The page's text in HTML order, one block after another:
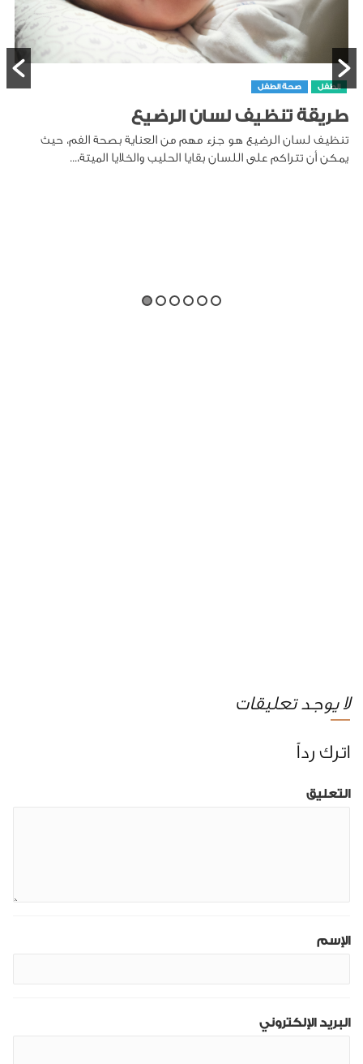
الطفل صحة الطفل
طريقة تنظيف لسان الرضيع
تنظيف لسان الرضيع هو جزء مهم من العناية بصحة الفم، حيث
يمكن أن تتراكم على اللسان بقايا الحليب والخلايا الميتة،...
لا يوجد تعليقات
اترك رداً
التعليق
الإسم
البريد الإلكتروني